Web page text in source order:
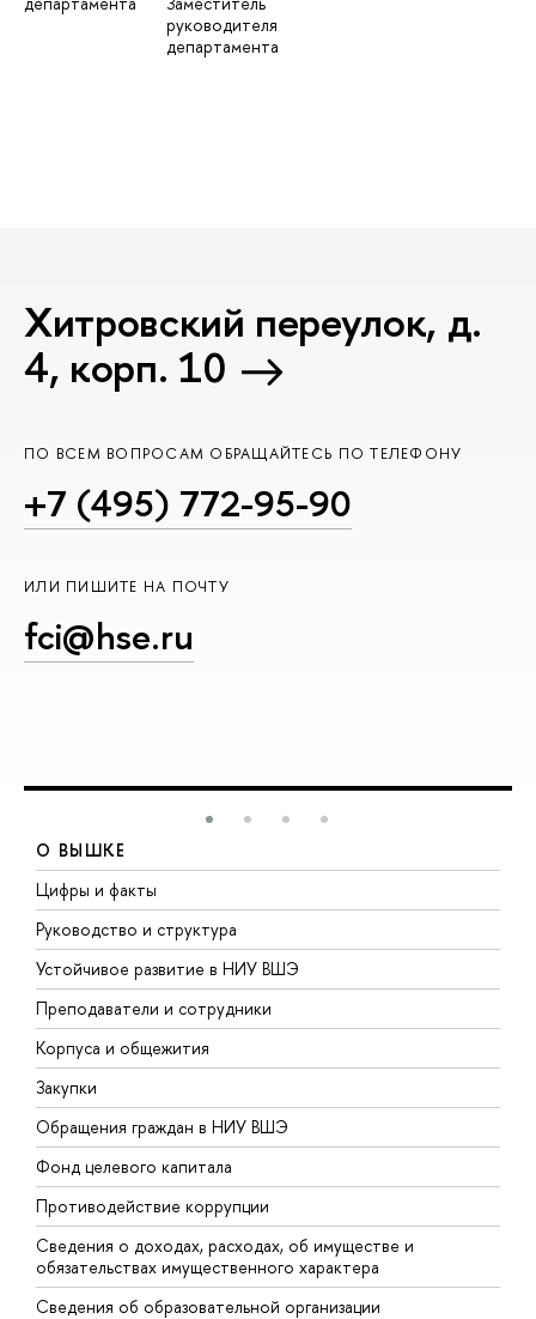
руководителя
департамента
Хитровский переулок, д.
4, корп. 10
ПО ВСЕМ ВОПРОСАМ ОБРАЩАЙТЕСЬ ПО ТЕЛЕФОНУ
+7 (495) 772-95-90
ИЛИ ПИШИТЕ НА ПОЧТУ
fci@hse.ru
О ВЫШКЕ
Цифры и факты
Руководство и структура
Устойчивое развитие в НИУ ВШЭ
Преподаватели и сотрудники
Корпуса и общежития
Закупки
Обращения граждан в НИУ ВШЭ
Фонд целевого капитала
Противодействие коррупции
Сведения о доходах, расходах, об имуществе и
обязательствах имущественного характера
Сведения об образовательной организации